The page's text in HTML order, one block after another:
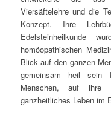
Viersäftelehre und die
Konzept. Ihre
Edelsteinheilkunde
homöopathischen
Blick auf den ganzen
gemeinsam heil sein
Menschen, auf ihre
ganzheitliches Leben im